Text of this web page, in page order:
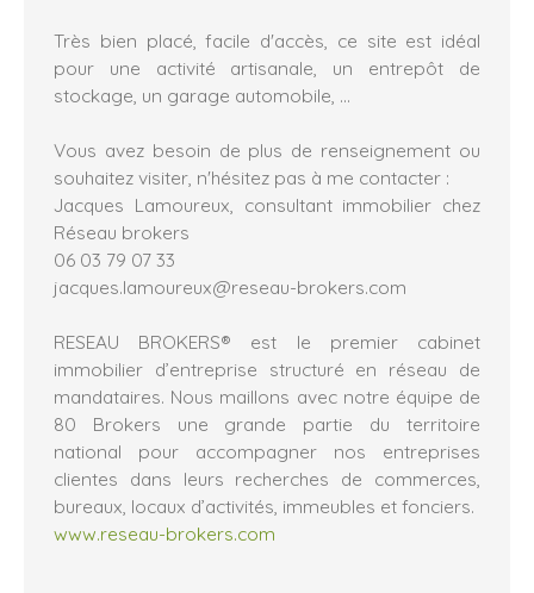
Très bien placé, facile d'accès, ce site est idéal
pour une activité artisanale, un entrepôt de
stockage, un garage automobile, ...
Vous avez besoin de plus de renseignement ou
souhaitez visiter, n'hésitez pas à me contacter :
Jacques Lamoureux, consultant immobilier chez
Réseau brokers
06 03 79 07 33
jacques.lamoureux@reseau-brokers.com
RESEAU BROKERS® est le premier cabinet
immobilier d’entreprise structuré en réseau de
mandataires. Nous maillons avec notre équipe de
80 Brokers une grande partie du territoire
national pour accompagner nos entreprises
clientes dans leurs recherches de commerces,
bureaux, locaux d’activités, immeubles et fonciers.
www.reseau-brokers.com